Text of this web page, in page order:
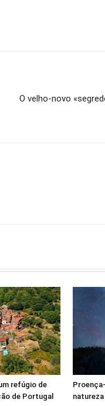
O velho-novo
refúgio de
de Portugal